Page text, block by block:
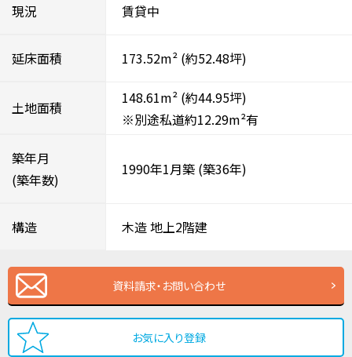
現況 賃貸中
延床面積 173.52m² (約52.48坪)
土地面積
148.61m² (約44.95坪)
※別途私道約12.29m²有
築年月
(築年数)
1990年1月築 (築36年)
構造 木造地上2階建
資料請求・お問い合わせ
お気に入り登録